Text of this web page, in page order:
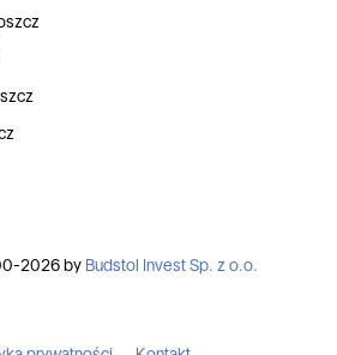
2026 by Budstol Invest Sp. z o.o.